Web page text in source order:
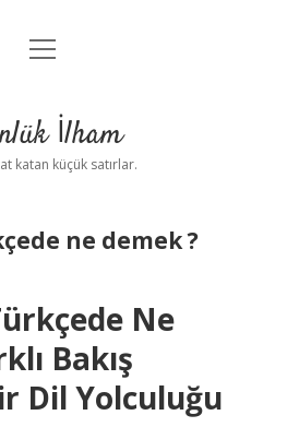
Anasayfa
Uyarı
menüyü
İlham
katan küçük satırlar.
ne demek ?
Ne
Bakış
Dil Yolculuğu